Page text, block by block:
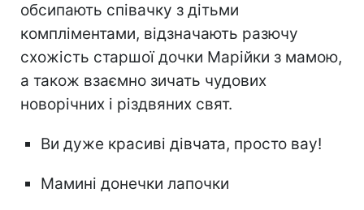
обсипають співачку з дітьми
компліментами, відзначають разючу
схожість старшої дочки Марійки з мамою,
а також взаємно зичать чудових
новорічних і різдвяних свят.
Ви дуже красиві дівчата, просто вау!
Мамині донечки лапочки